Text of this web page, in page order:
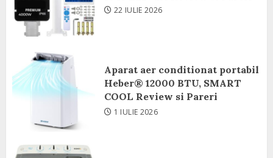
22 IULIE 2026
Aparat aer conditionat portabil
Heber® 12000 BTU, SMART
COOL Review si Pareri
1 IULIE 2026